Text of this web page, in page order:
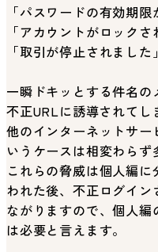
「パスワードの有効期限
「アカウントがロックさ
「取引が停止されました」
一瞬ドキッとする件名の
不正URLに誘導されてし
他のインターネットサー
いうケースは相変わらず
これらの脅威は個人編
われた後、不正ログイ
ながりますので、個人
は必要と言えます。